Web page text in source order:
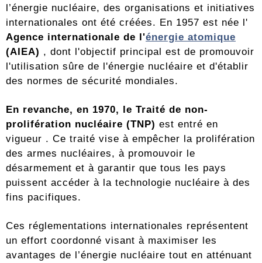
l’énergie nucléaire, des organisations et initiatives
internationales ont été créées. En 1957 est née l'
Agence internationale de l'énergie atomique
(AIEA) , dont l'objectif principal est de promouvoir
l'utilisation sûre de l'énergie nucléaire et d'établir
des normes de sécurité mondiales.
En revanche, en 1970, le Traité de non-
prolifération nucléaire (TNP) est entré en
vigueur . Ce traité vise à empêcher la prolifération
des armes nucléaires, à promouvoir le
désarmement et à garantir que tous les pays
puissent accéder à la technologie nucléaire à des
fins pacifiques.
Ces réglementations internationales représentent
un effort coordonné visant à maximiser les
avantages de l’énergie nucléaire tout en atténuant